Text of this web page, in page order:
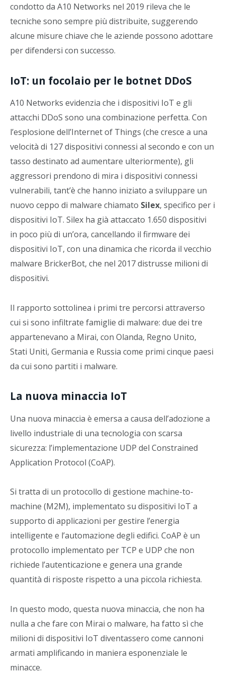
condotto da A10 Networks nel 2019 rileva che le
tecniche sono sempre più distribuite, suggerendo
alcune misure chiave che le aziende possono adottare
per difendersi con successo.
IoT: un focolaio per le botnet DDoS
A10 Networks evidenzia che i dispositivi IoT e gli
attacchi DDoS sono una combinazione perfetta. Con
l’esplosione dell’Internet of Things (che cresce a una
velocità di 127 dispositivi connessi al secondo e con un
tasso destinato ad aumentare ulteriormente), gli
aggressori prendono di mira i dispositivi connessi
vulnerabili, tant’è che hanno iniziato a sviluppare un
nuovo ceppo di malware chiamato Silex, specifico per i
dispositivi IoT. Silex ha già attaccato 1.650 dispositivi
in poco più di un’ora, cancellando il firmware dei
dispositivi IoT, con una dinamica che ricorda il vecchio
malware BrickerBot, che nel 2017 distrusse milioni di
dispositivi.
Il rapporto sottolinea i primi tre percorsi attraverso
cui si sono infiltrate famiglie di malware: due dei tre
appartenevano a Mirai, con Olanda, Regno Unito,
Stati Uniti, Germania e Russia come primi cinque paesi
da cui sono partiti i malware.
La nuova minaccia IoT
Una nuova minaccia è emersa a causa dell’adozione a
livello industriale di una tecnologia con scarsa
sicurezza: l’implementazione UDP del Constrained
Application Protocol (CoAP).
Si tratta di un protocollo di gestione machine-to-
machine (M2M), implementato su dispositivi IoT a
supporto di applicazioni per gestire l’energia
intelligente e l’automazione degli edifici. CoAP è un
protocollo implementato per TCP e UDP che non
richiede l’autenticazione e genera una grande
quantità di risposte rispetto a una piccola richiesta.
In questo modo, questa nuova minaccia, che non ha
nulla a che fare con Mirai o malware, ha fatto sì che
milioni di dispositivi IoT diventassero come cannoni
armati amplificando in maniera esponenziale le
minacce.